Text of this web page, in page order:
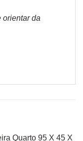
orientar da